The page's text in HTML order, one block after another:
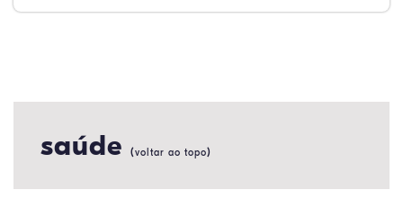
saúde (voltar ao topo)